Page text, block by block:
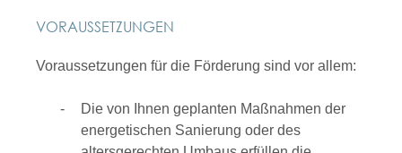
VORAUSSETZUNGEN
Voraussetzungen für die Förderung sind vor allem:
Die von Ihnen geplanten Maßnahmen der
energetischen Sanierung oder des